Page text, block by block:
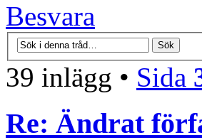
Besvara
39 inlägg • Sida
Re: Ändrat